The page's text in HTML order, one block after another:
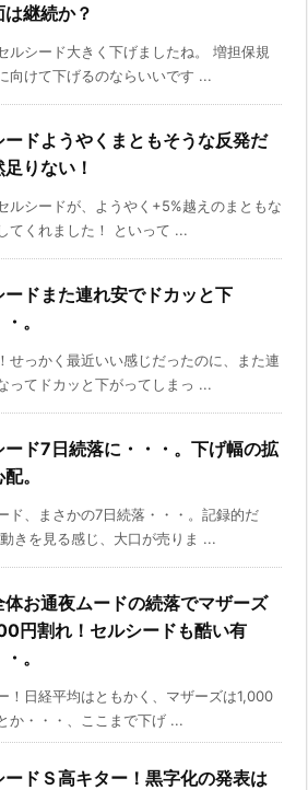
継続か？
ルシード大きく下げましたね。 増担保規
向けて下げるのならいいです ...
ードようやくまともそうな反発だ
りない！
ルシードが、ようやく+5%越えのまともな
てくれました！ といって ...
ードまた連れ安でドカッと下
。
せっかく最近いい感じだったのに、また連
ってドカッと下がってしまっ ...
ード7日続落に・・・。下げ幅の拡
。
ド、まさかの7日続落・・・。記録的だ
きを見る感じ、大口が売りま ...
体お通夜ムードの続落でマザーズ
円割れ！セルシードも酷い有
。
！日経平均はともかく、マザーズは1,000
か・・・、ここまで下げ ...
ードＳ高キター！黒字化の発表は